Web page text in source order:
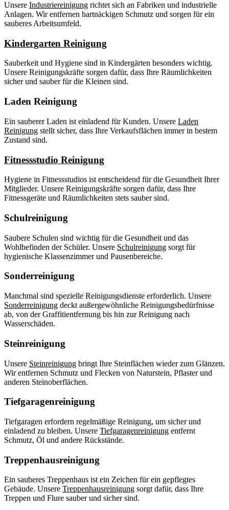
Unsere Industriereinigung richtet sich an Fabriken und industrielle
Anlagen. Wir entfernen hartnäckigen Schmutz und sorgen für ein
sauberes Arbeitsumfeld.
Kindergarten Reinigung
Sauberkeit und Hygiene sind in Kindergärten besonders wichtig.
Unsere Reinigungskräfte sorgen dafür, dass Ihre Räumlichkeiten
sicher und sauber für die Kleinen sind.
Laden Reinigung
Ein sauberer Laden ist einladend für Kunden. Unsere Laden
Reinigung stellt sicher, dass Ihre Verkaufsflächen immer in bestem
Zustand sind.
Fitnessstudio Reinigung
Hygiene in Fitnessstudios ist entscheidend für die Gesundheit Ihrer
Mitglieder. Unsere Reinigungskräfte sorgen dafür, dass Ihre
Fitnessgeräte und Räumlichkeiten stets sauber sind.
Schulreinigung
Saubere Schulen sind wichtig für die Gesundheit und das
Wohlbefinden der Schüler. Unsere Schulreinigung sorgt für
hygienische Klassenzimmer und Pausenbereiche.
Sonderreinigung
Manchmal sind spezielle Reinigungsdienste erforderlich. Unsere
Sonderreinigung deckt außergewöhnliche Reinigungsbedürfnisse
ab, von der Graffitientfernung bis hin zur Reinigung nach
Wasserschäden.
Steinreinigung
Unsere Steinreinigung bringt Ihre Steinflächen wieder zum Glänzen.
Wir entfernen Schmutz und Flecken von Naturstein, Pflaster und
anderen Steinoberflächen.
Tiefgaragenreinigung
Tiefgaragen erfordern regelmäßige Reinigung, um sicher und
einladend zu bleiben. Unsere Tiefgaragenreinigung entfernt
Schmutz, Öl und andere Rückstände.
Treppenhausreinigung
Ein sauberes Treppenhaus ist ein Zeichen für ein gepflegtes
Gebäude. Unsere Treppenhausreinigung sorgt dafür, dass Ihre
Treppen und Flure sauber und sicher sind.